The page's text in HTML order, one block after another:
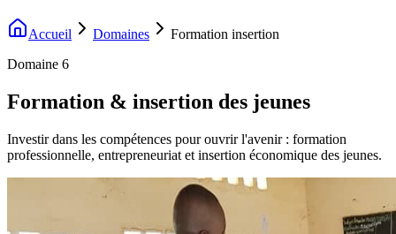
Accueil Domaines
Formation insertion
Domaine 6
Formation & insertion des jeunes
Investir dans les compétences pour ouvrir l'avenir : formation
professionnelle, entrepreneuriat et insertion économique des jeunes.